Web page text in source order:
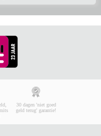
30 dagen 'niet goed
geld terug' garantie!